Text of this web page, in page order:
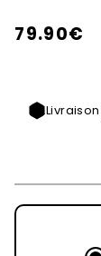
79.90€
/